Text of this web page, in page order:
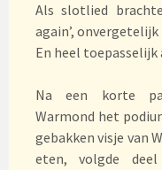
Als slotlied
again’,
En heel
Na een korte
Warmond het
gebakken visje van
eten, volgde